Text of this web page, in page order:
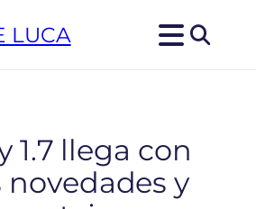
LUCA
1.7 llega con
novedades y